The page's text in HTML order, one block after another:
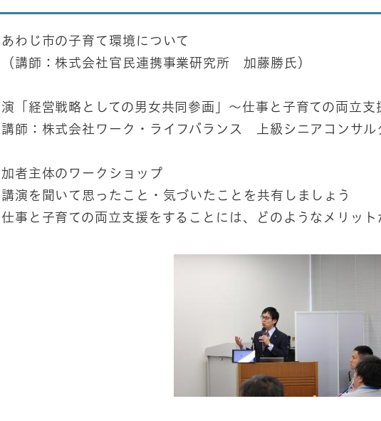
わじ市の子育て環境について
師：株式会社官民連携事業研究所 加藤勝氏）
「経営戦略としての男女共同参画」～仕事と子育ての両立支
師：株式会社ワーク・ライフバランス 上級シニアコンサル
者主体のワークショップ
演を聞いて思ったこと・気づいたことを共有しましょう
事と子育ての両立支援をすることには、どのようなメリット